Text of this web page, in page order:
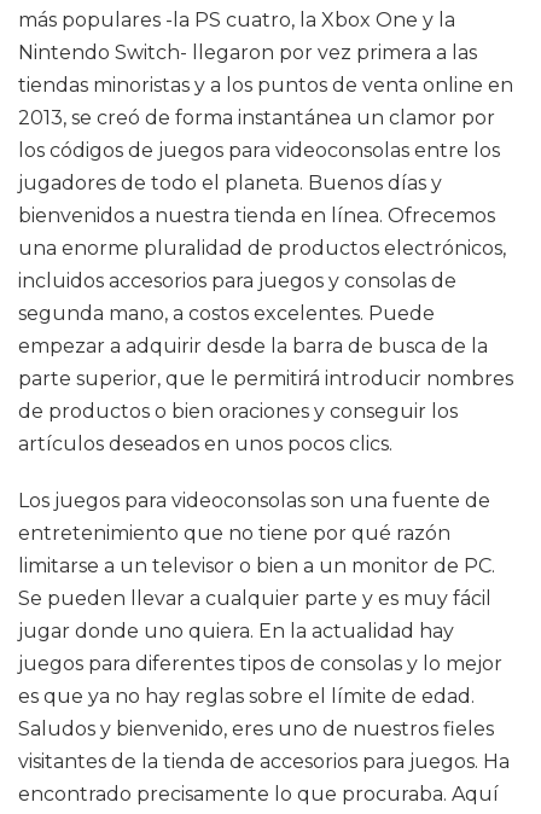
más populares -la PS cuatro, la Xbox One y la
Nintendo Switch- llegaron por vez primera a las
tiendas minoristas y a los puntos de venta online en
2013, se creó de forma instantánea un clamor por
los códigos de juegos para videoconsolas entre los
jugadores de todo el planeta. Buenos días y
bienvenidos a nuestra tienda en línea. Ofrecemos
una enorme pluralidad de productos electrónicos,
incluidos accesorios para juegos y consolas de
segunda mano, a costos excelentes. Puede
empezar a adquirir desde la barra de busca de la
parte superior, que le permitirá introducir nombres
de productos o bien oraciones y conseguir los
artículos deseados en unos pocos clics.
Los juegos para videoconsolas son una fuente de
entretenimiento que no tiene por qué razón
limitarse a un televisor o bien a un monitor de PC.
Se pueden llevar a cualquier parte y es muy fácil
jugar donde uno quiera. En la actualidad hay
juegos para diferentes tipos de consolas y lo mejor
es que ya no hay reglas sobre el límite de edad.
Saludos y bienvenido, eres uno de nuestros fieles
visitantes de la tienda de accesorios para juegos. Ha
encontrado precisamente lo que procuraba. Aquí